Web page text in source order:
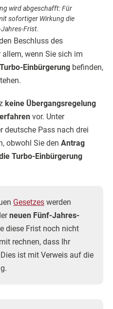
wird abgeschafft: Für
sofortiger Wirkung die
Frist.
Beschluss des
wenn Sie sich im
Einbürgerung befinden,
keine Übergangsregelung
vor. Unter
deutsche Pass nach drei
obwohl Sie den Antrag
Turbo-Einbürgerung
Gesetzes werden
neuen Fünf-Jahres-
diese Frist noch nicht
rechnen, dass Ihr
ist mit Verweis auf die